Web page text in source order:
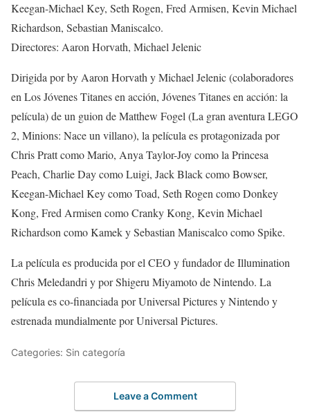
Keegan-Michael Key, Seth Rogen, Fred Armisen, Kevin Michael
Richardson, Sebastian Maniscalco.
Directores: Aaron Horvath, Michael Jelenic
Dirigida por by Aaron Horvath y Michael Jelenic (colaboradores
en Los Jóvenes Titanes en acción, Jóvenes Titanes en acción: la
película) de un guion de Matthew Fogel (La gran aventura LEGO
2, Minions: Nace un villano), la película es protagonizada por
Chris Pratt como Mario, Anya Taylor-Joy como la Princesa
Peach, Charlie Day como Luigi, Jack Black como Bowser,
Keegan-Michael Key como Toad, Seth Rogen como Donkey
Kong, Fred Armisen como Cranky Kong, Kevin Michael
Richardson como Kamek y Sebastian Maniscalco como Spike.
La película es producida por el CEO y fundador de Illumination
Chris Meledandri y por Shigeru Miyamoto de Nintendo. La
película es co-financiada por Universal Pictures y Nintendo y
estrenada mundialmente por Universal Pictures.
Categories: Sin categoría
Leave a Comment